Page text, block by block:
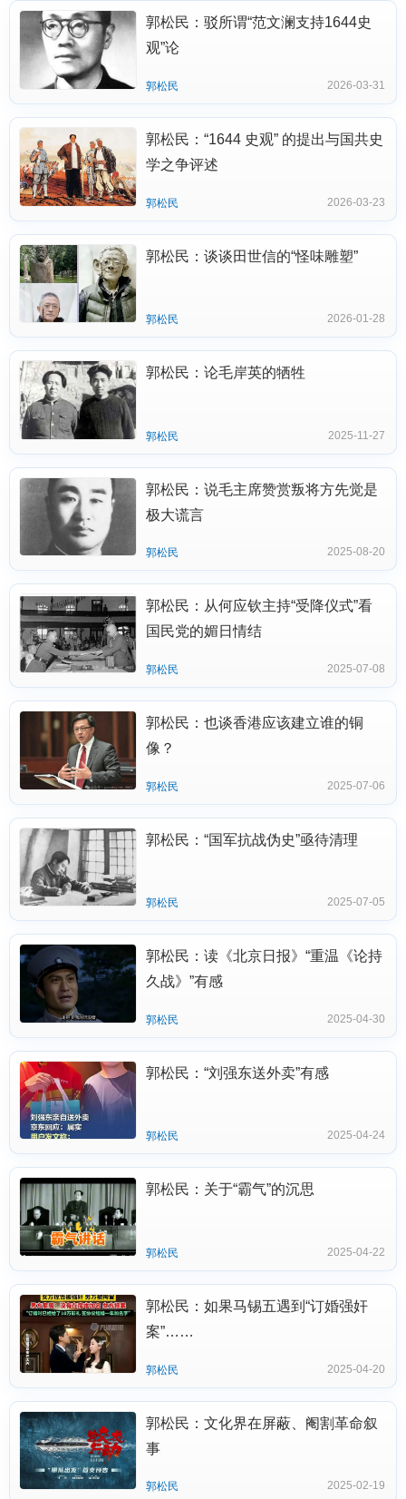
郭松民：驳所谓“范文澜支持1644史
观”论
郭松民 2026-03-31
郭松民：“1644 史观” 的提出与国共史
学之争评述
郭松民 2026-03-23
郭松民：谈谈田世信的“怪味雕塑”
郭松民 2026-01-28
郭松民：论毛岸英的牺牲
郭松民 2025-11-27
郭松民：说毛主席赞赏叛将方先觉是
极大谎言
郭松民 2025-08-20
郭松民：从何应钦主持“受降仪式”看
国民党的媚日情结
郭松民 2025-07-08
郭松民：也谈香港应该建立谁的铜
像？
郭松民 2025-07-06
郭松民：“国军抗战伪史”亟待清理
郭松民 2025-07-05
郭松民：读《北京日报》“重温《论持
久战》”有感
郭松民 2025-04-30
郭松民：“刘强东送外卖”有感
郭松民 2025-04-24
郭松民：关于“霸气”的沉思
郭松民 2025-04-22
郭松民：如果马锡五遇到“订婚强奸
案”……
郭松民 2025-04-20
郭松民：文化界在屏蔽、阉割革命叙
事
郭松民 2025-02-19